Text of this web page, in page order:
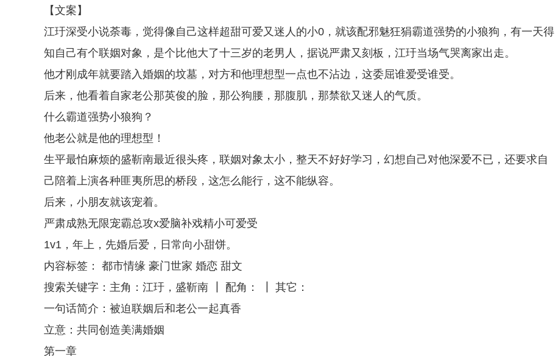
【文案】
江玗深受小说荼毒，觉得像自己这样超甜可爱又迷人的小0，就该配邪魅狂狷霸道强势的小狼狗，有一天得
知自己有个联姻对象，是个比他大了十三岁的老男人，据说严肃又刻板，江玗当场气哭离家出走。
他才刚成年就要踏入婚姻的坟墓，对方和他理想型一点也不沾边，这委屈谁爱受谁受。
后来，他看着自家老公那英俊的脸，那公狗腰，那腹肌，那禁欲又迷人的气质。
什么霸道强势小狼狗？
他老公就是他的理想型！
生平最怕麻烦的盛靳南最近很头疼，联姻对象太小，整天不好好学习，幻想自己对他深爱不已，还要求自
己陪着上演各种匪夷所思的桥段，这怎么能行，这不能纵容。
后来，小朋友就该宠着。
严肃成熟无限宠霸总攻x爱脑补戏精小可爱受
1v1，年上，先婚后爱，日常向小甜饼。
内容标签： 都市情缘 豪门世家 婚恋 甜文
搜索关键字：主角：江玗，盛靳南 ┃ 配角： ┃ 其它：
一句话简介：被迫联姻后和老公一起真香
立意：共同创造美满婚姻
第一章